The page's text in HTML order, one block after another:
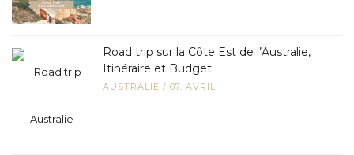
Road trip sur la Côte Est de l’Australie,
Itinéraire et Budget
AUSTRALIE / 07, AVRIL